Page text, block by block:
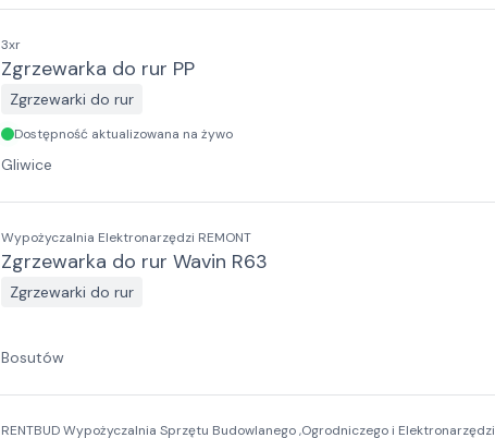
3xr
Zgrzewarka do rur PP
Zgrzewarki do rur
Dostępność aktualizowana na żywo
Gliwice
Wypożyczalnia Elektronarzędzi REMONT
Zgrzewarka do rur Wavin R63
Zgrzewarki do rur
Bosutów
RENTBUD Wypożyczalnia Sprzętu Budowlanego ,Ogrodniczego i Elektronarzędzi